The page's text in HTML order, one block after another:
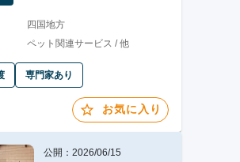
四国地方
ペット関連サービス / 他
専門家あり
お気に入り
公開：2026/06/15